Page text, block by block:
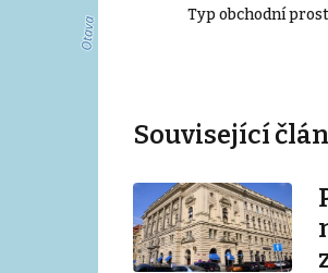
337 m²
Typ obchodní
Související